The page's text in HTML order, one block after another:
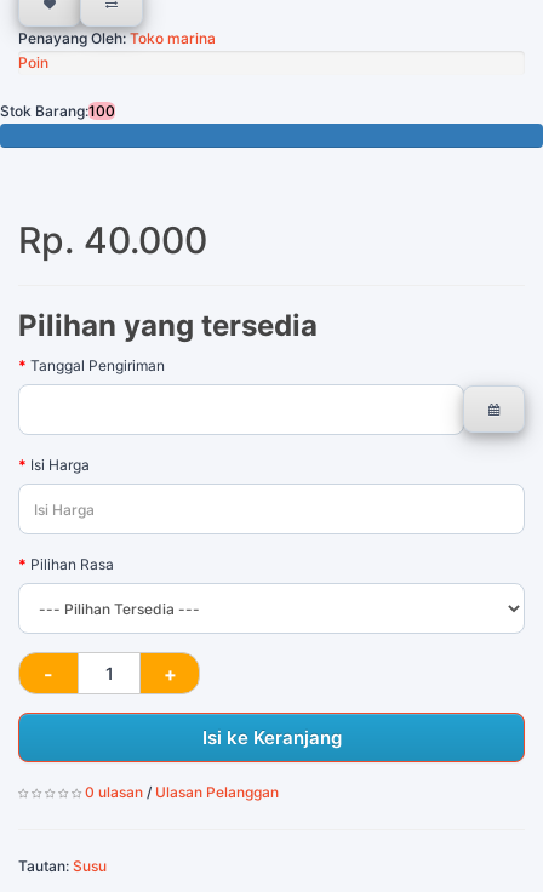
Penayang Oleh:Toko marina
Poin
Stok Barang:100
Rp. 40.000
Pilihan yang tersedia
Tanggal Pengiriman
Isi Harga
Pilihan Rasa
Isi ke Keranjang
0 ulasan / Ulasan Pelanggan
Tautan: Susu